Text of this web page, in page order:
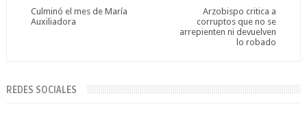
Arzobispo critica a
corruptos que no se
arrepienten ni devuelven
lo robado
Culminó el mes de María
Auxiliadora
REDES SOCIALES